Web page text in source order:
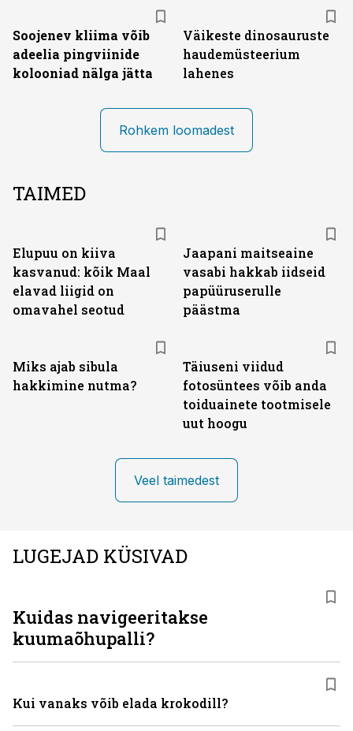
Soojenev kliima võib
adeelia pingviinide
kolooniad nälga jätta
Väikeste dinosauruste
haudemüsteerium
lahenes
Rohkem loomadest
TAIMED
Elupuu on kiiva
kasvanud: kõik Maal
elavad liigid on
omavahel seotud
Jaapani maitseaine
vasabi hakkab iidseid
papüüruserulle
päästma
Miks ajab sibula
hakkimine nutma?
Täiuseni viidud
fotosüntees võib anda
toiduainete tootmisele
uut hoogu
Veel taimedest
LUGEJAD KÜSIVAD
Kuidas navigeeritakse
kuumaõhupalli?
Kui vanaks võib elada krokodill?